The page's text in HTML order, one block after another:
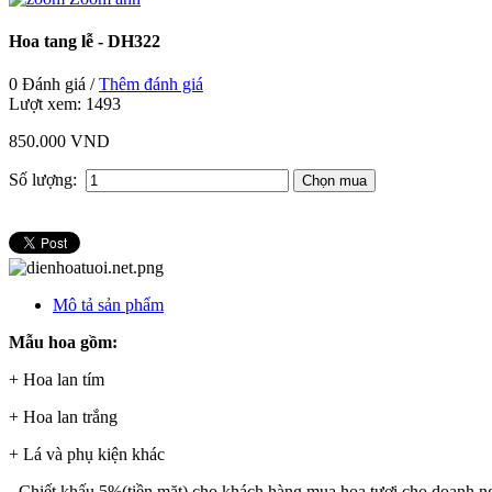
Hoa tang lễ - DH322
0 Đánh giá /Thêm đánh giá
Lượt xem: 1493
850.000 VND
Số lượng:
Mô tả sản phẩm
Mẫu hoa gồm:
+ Hoa lan tím
+ Hoa lan trắng
+ Lá và phụ kiện khác